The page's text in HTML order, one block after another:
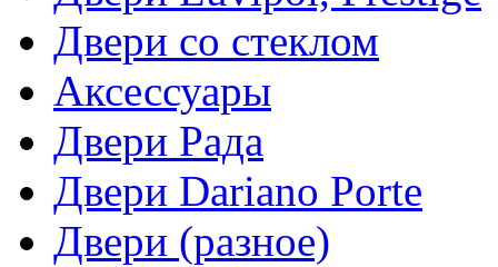
Двери со стеклом
Аксессуары
Двери Рада
Двери Dariano Porte
Двери (разное)